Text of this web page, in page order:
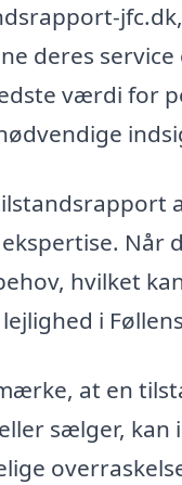
deres
værdi for
Når
hvilket
i
at en
sælger,